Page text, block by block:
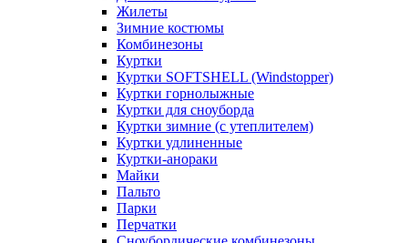
Жилеты
Зимние костюмы
Комбинезоны
Куртки
Куртки SOFTSHELL (Windstopper)
Куртки горнолыжные
Куртки для сноуборда
Куртки зимние (с утеплителем)
Куртки удлиненные
Куртки-анораки
Майки
Пальто
Парки
Перчатки